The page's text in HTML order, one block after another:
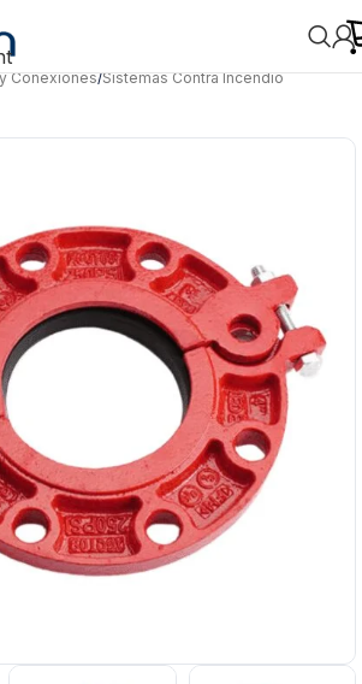
Conexiones/Sistemas Contra Incendio